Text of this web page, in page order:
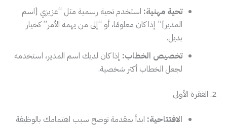
تحية مهنية: استخدم تحية رسمية مثل “عزيزي [اسم
المدير]” إذا كان معلومًا، أو “إلى من يهمه الأمر” كخيار
بديل.
تخصيص الخطاب: إذا كان لديك اسم المدير، استخدمه
لجعل الخطاب أكثر شخصية.
2. الفقرة الأولى
الافتتاحية: ابدأ بمقدمة توضح سبب اهتمامك بالوظيفة